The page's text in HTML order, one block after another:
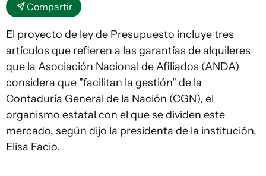
Compartir
El proyecto de ley de Presupuesto incluye tres
artículos que refieren a las garantías de alquileres
que la Asociación Nacional de Afiliados (ANDA)
considera que "facilitan la gestión" de la
Contaduría General de la Nación (CGN), el
organismo estatal con el que se dividen este
mercado, según dijo la presidenta de la institución,
Elisa Facio.